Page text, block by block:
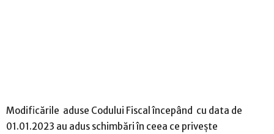
Modificările aduse Codului Fiscal începând cu data de
01.01.2023 au adus schimbări în ceea ce privește